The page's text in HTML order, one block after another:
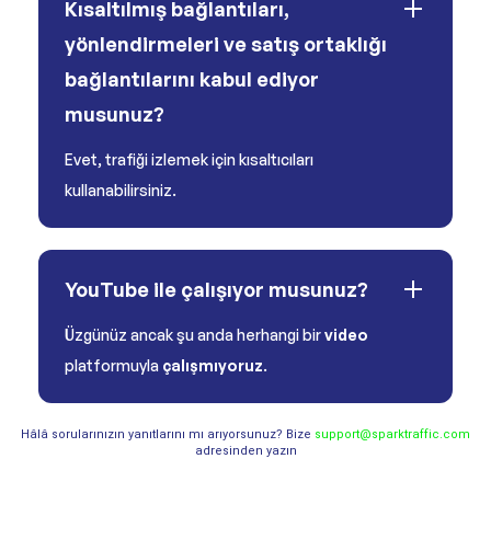
Kısaltılmış bağlantıları,
yönlendirmeleri ve satış ortaklığı
bağlantılarını kabul ediyor
musunuz?
Evet, trafiği izlemek için kısaltıcıları
kullanabilirsiniz.
YouTube ile çalışıyor musunuz?
Üzgünüz ancak şu anda herhangi birvideo
platformuyla çalışmıyoruz.
Hâlâ sorularınızın yanıtlarını mı arıyorsunuz? Bize support@sparktraffic.com
adresinden yazın